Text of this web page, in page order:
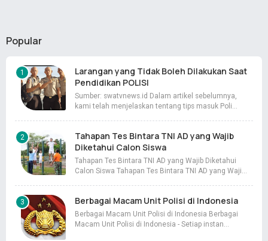
Popular
Larangan yang Tidak Boleh Dilakukan Saat
Pendidikan POLISI
Sumber: swatvnews.id Dalam artikel sebelumnya,
kami telah menjelaskan tentang tips masuk Poli…
Tahapan Tes Bintara TNI AD yang Wajib
Diketahui Calon Siswa
Tahapan Tes Bintara TNI AD yang Wajib Diketahui
Calon Siswa Tahapan Tes Bintara TNI AD yang Waji…
Berbagai Macam Unit Polisi di Indonesia
Berbagai Macam Unit Polisi di Indonesia Berbagai
Macam Unit Polisi di Indonesia - Setiap instan…